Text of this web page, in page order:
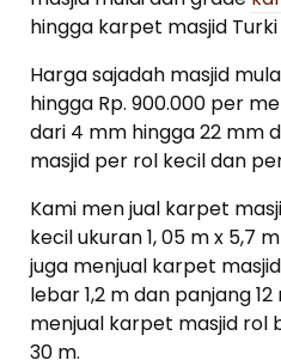
hingga karpet masjid
Harga sajadah masjid
hingga Rp. 900.000 per
dari 4 mm hingga 22 mm
masjid per rol kecil dan
Kami men jual karpet
kecil ukuran 1, 05 m x 5,7
juga menjual karpet
lebar 1,2 m dan panjang
menjual karpet masjid rol
30 m.